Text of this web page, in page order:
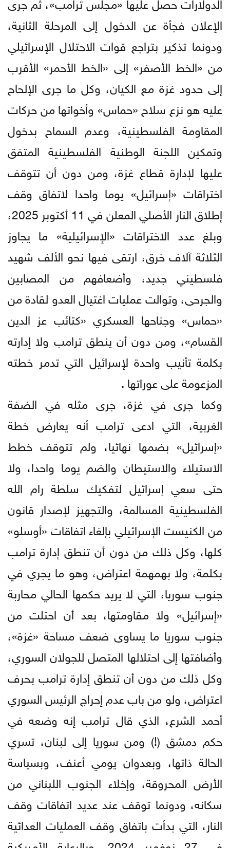
الإعلان فجأة عن الدخول إلى المرحلة الثانية،
ودونما تذكير بتراجع قوات الاحتلال الإسرائيلي
من «الخط الأصفر» إلى «الخط الأحمر» الأقرب
إلى حدود غزة مع الكيان، وكل ما جرى الإلحاح
عليه هو نزع سلاح «حماس» وأخواتها من حركات
المقاومة الفلسطينية، وعدم السماح بدخول
وتمكين اللجنة الوطنية الفلسطينية المتفق
عليها لإدارة قطاع غزة، ومن دون أن تتوقف
اختراقات «إسرائيل» يوما واحدا لاتفاق وقف
إطلاق النار الأصلي المعلن في 11 أكتوبر 2025،
وبلغ عدد الاختراقات «الإسرائيلية» ما يجاوز
الثلاثة آلاف خرق، ارتقى فيها نحو الألف شهيد
فلسطيني جديد، وأضعافهم من المصابين
والجرحى، وتوالت عمليات اغتيال العدو لقادة من
«حماس» وجناحها العسكري «كتائب عز الدين
القسام»، ومن دون أن ينطق ترامب ولا إدارته
بكلمة تأنيب واحدة لإسرائيل التي تدمر خطته
المزعومة على عوراتها .
وكما جرى في غزة، جرى مثله في الضفة
الغربية، التي ادعى ترامب أنه يعارض خطة
«إسرائيل» بضمها نهائيا، ولم تتوقف خطط
الاستيلاء والاستيطان والضم يوما واحدا، ولا
حتى سعي إسرائيل لتفكيك سلطة رام الله
الفلسطينية المسالمة، والتجهيز لإصدار قانون
من الكنيست الإسرائيلي بإلغاء اتفاقات «أوسلو»
كلها، وكل ذلك من دون أن تنطق إدارة ترامب
بكلمة، ولا بهمهمة اعتراض، وهو ما يجري في
جنوب سوريا، التي لا يريد حكمها الحالي محاربة
«إسرائيل» ولا مقاومتها، بعد أن احتلت من
جنوب سوريا ما يساوى ضعف مساحة «غزة»،
وأضافتها إلى احتلالها المتصل للجولان السوري،
وكل ذلك من دون أن تنطق إدارة ترامب بحرف
اعتراض، ولو من باب عدم إحراج الرئيس السوري
أحمد الشرع، الذي قال ترامب إنه وضعه في
حكم دمشق (!) ومن سوريا إلى لبنان، تسري
الحالة ذاتها، وبعدوان يومي أعنف، وبسياسة
الأرض المحروقة، وإخلاء الجنوب اللبناني من
سكانه، ودونما توقف عند عديد اتفاقات وقف
النار، التي بدأت باتفاق وقف العمليات العدائية